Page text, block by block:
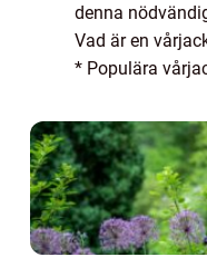
denna
Vad är en
* Populära
mätningar om